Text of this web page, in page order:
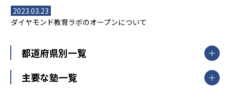
2023.03.23
ダイヤモンド教育ラボのオープンについて
都道府県別一覧
北海道・東北
主要な塾一覧